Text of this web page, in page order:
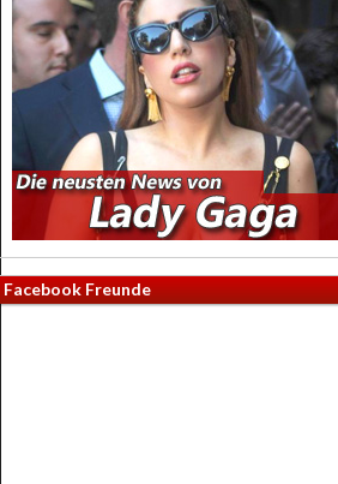
Facebook Freunde